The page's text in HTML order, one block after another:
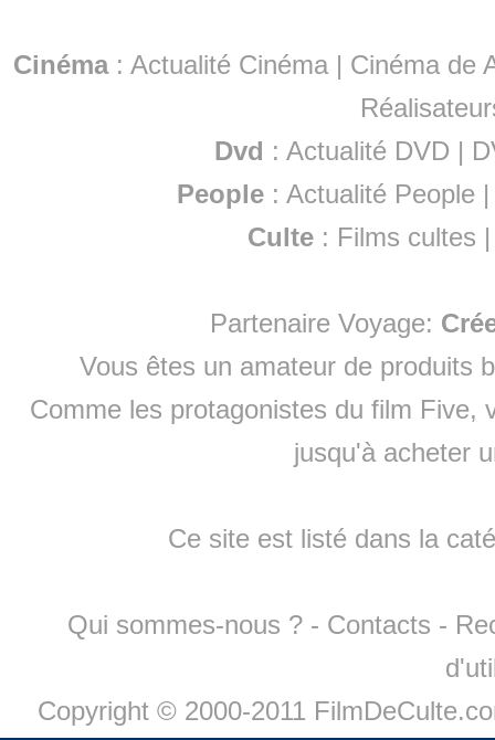
Cinéma: Actualité Cinéma | Cinéma de
Dvd : Actualité DVD |
People :Actualité People
Culte : Films cultes
Partenaire Voyage:
Vous êtes un amateur de produits
Comme les protagonistes du film Five,
jusqu'à acheter
Ce site est listé dans la
Qui sommes-nous ? - Contacts -
Copyright © 2000-2011